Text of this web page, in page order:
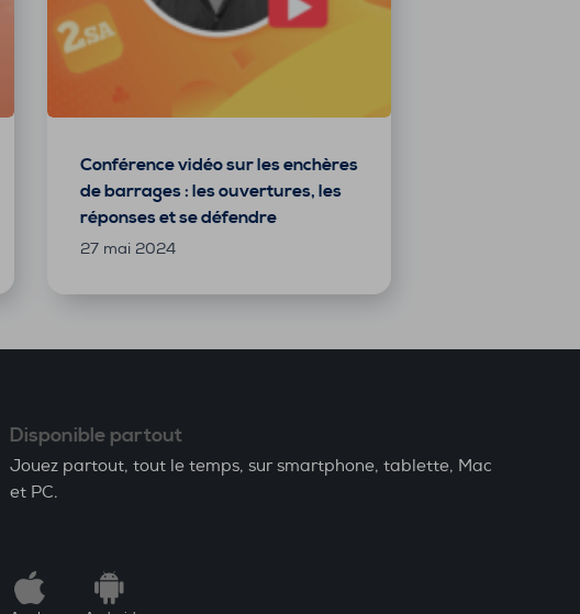
Conférence vidéo sur les enchères
de barrages : les ouvertures, les
réponses et se défendre
27 mai 2024
Disponible partout
Jouez partout, tout le temps, sur smartphone, tablette, Mac
et PC.